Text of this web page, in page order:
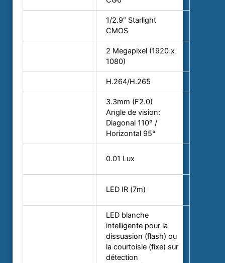
1/2.9″ Starlight
CMOS
2 Megapixel (1920 x
1080)
H.264/H.265
3.3mm (F2.0)
Angle de vision:
Diagonal 110° /
Horizontal 95°
0.01 Lux
LED IR (7m)
LED blanche
intelligente pour la
dissuasion (flash) ou
la courtoisie (fixe) sur
détection